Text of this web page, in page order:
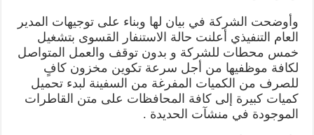
وأوضحت الشركة في بيان لها وبناء على توجيهات المدير
العام التنفيذي أعلنت حالة الاستنفار القسوى بتشغيل
خمس محطات للشركة و بدون توقف والعمل المتواصل
لكافة موظفيها من أجل سرعة تكوين مخزون كافٍ
للصرف من الكميات المفرغة من السفينة لبدء تحميل
كميات كبيرة إلى كافة المحافظات على متن القاطرات
الموجودة في منشآت الحديدة .